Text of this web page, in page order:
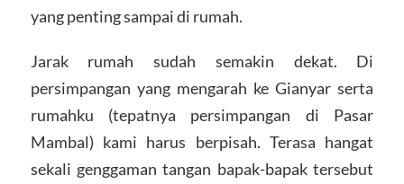
yang penting sampai di rumah.
Jarak rumah sudah semakin dekat. Di
persimpangan yang mengarah ke Gianyar serta
rumahku (tepatnya persimpangan di Pasar
Mambal) kami harus berpisah. Terasa hangat
sekali genggaman tangan bapak-bapak tersebut